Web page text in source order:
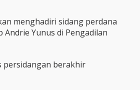
menghadiri sidang perdana
Yunus di Pengadilan
persidangan berakhir